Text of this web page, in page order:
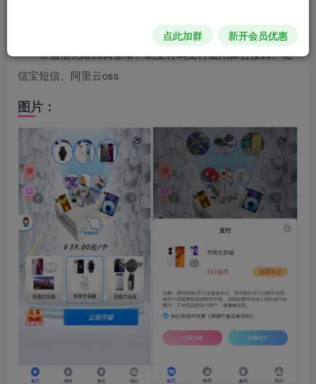
带微信无限回调登录、易支付码支付通用聚合接口、短
信宝短信、阿里云oss
图片：
点此加群 新开会员优惠